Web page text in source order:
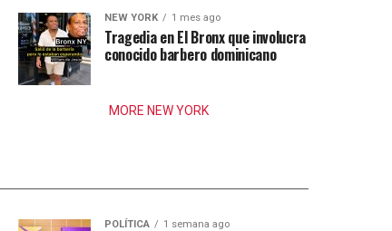
NEW YORK 1 mes ago
Tragedia en El Bronx que involucra
conocido barbero dominicano
MORE NEW YORK
POLÍTICA 1 semana ago